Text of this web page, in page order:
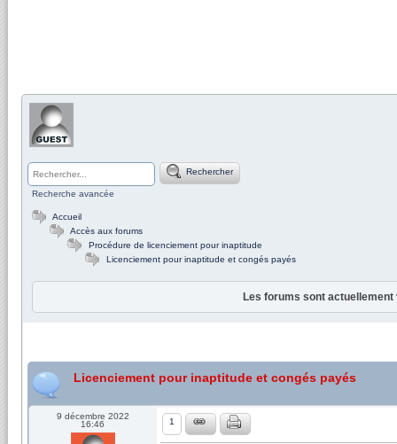
Rechercher
Recherche avancée
Accueil
Accès aux forums
Procédure de licenciement pour inaptitude
Licenciement pour inaptitude et congés payés
Les forums sont
Licenciement pour inaptitude et congés payés
9 décembre 2022
16:46
1